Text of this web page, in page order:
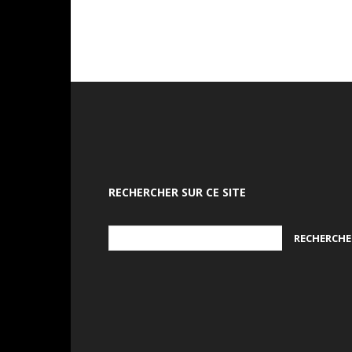
RECHERCHER SUR CE SITE